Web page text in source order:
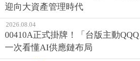
迎向大資產管理時代
2026.08.04
00410A正式掛牌！「台版主動
一次看懂AI供應鏈布局